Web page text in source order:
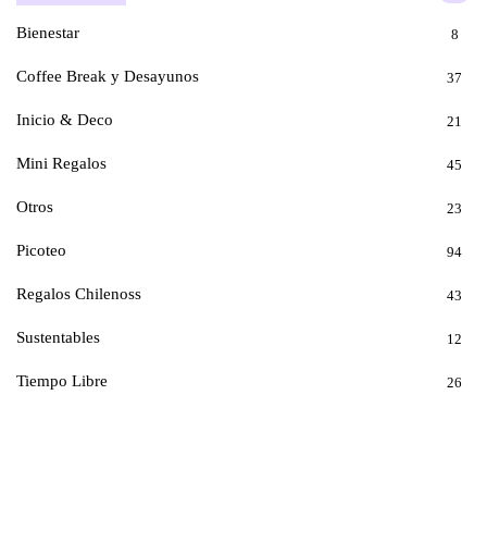
Bienestar 8
Coffee Break y Desayunos 37
Inicio & Deco 21
Mini Regalos 45
Otros 23
Picoteo 94
Regalos Chilenoss 43
Sustentables 12
Tiempo Libre 26